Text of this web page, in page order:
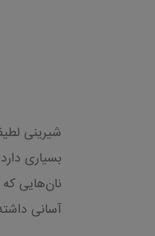
شیرینی
بسیاری
نان‌هایی
آسانی